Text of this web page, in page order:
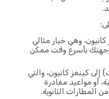
وهي خيار مثالي
بأسرع وقت ممكن
كينغز كانيون، والتي
أو مواعيد مغادرة
المطارات الثانوية.